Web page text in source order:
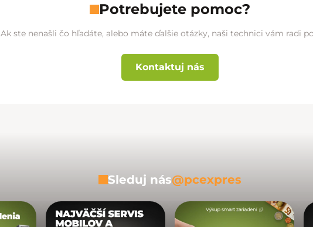
Potrebujete pomoc?
Ak ste nenašli čo hľadáte, alebo máte ďalšie otázky, naši technici vám radi
Kontaktuj nás
Sleduj nás@pcexpres